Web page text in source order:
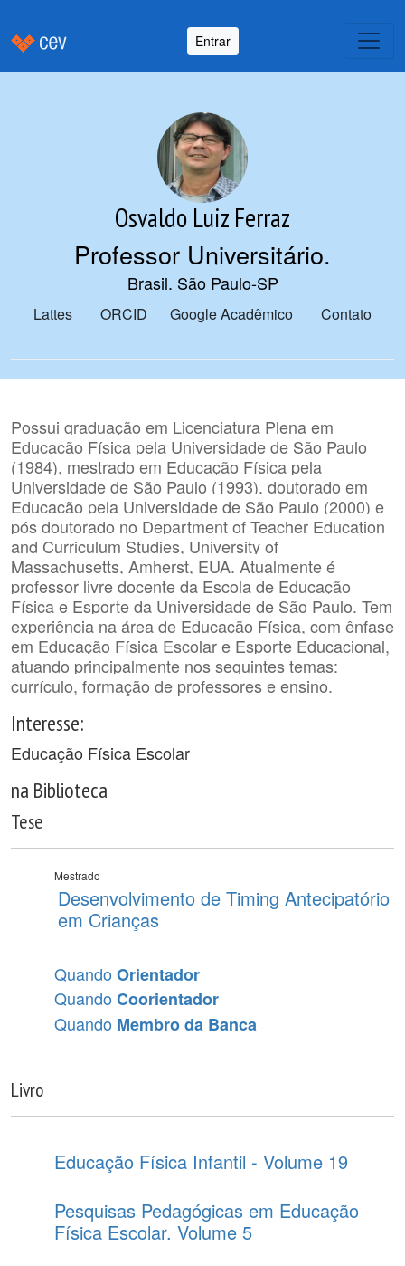
Entrar
Osvaldo Luiz Ferraz
Professor Universitário.
Brasil. São Paulo-SP
Lattes ORCID Google Acadêmico Contato
Possui graduação em Licenciatura Plena em
Educação Física pela Universidade de São Paulo
(1984), mestrado em Educação Física pela
Universidade de São Paulo (1993), doutorado em
Educação pela Universidade de São Paulo (2000) e
pós doutorado no Department of Teacher Education
and Curriculum Studies, University of
Massachusetts, Amherst, EUA. Atualmente é
professor livre docente da Escola de Educação
Física e Esporte da Universidade de São Paulo. Tem
experiência na área de Educação Física, com ênfase
em Educação Física Escolar e Esporte Educacional,
atuando principalmente nos seguintes temas:
currículo, formação de professores e ensino.
Interesse:
Educação Física Escolar
na Biblioteca
Tese
Mestrado
Desenvolvimento de Timing Antecipatório
em Crianças
Quando Orientador
Quando Coorientador
Quando Membro da Banca
Livro
Educação Física Infantil - Volume 19
Pesquisas Pedagógicas em Educação
Física Escolar. Volume 5